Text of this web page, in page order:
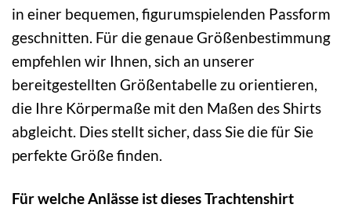
in einer bequemen, figurumspielenden Passform
geschnitten. Für die genaue Größenbestimmung
empfehlen wir Ihnen, sich an unserer
bereitgestellten Größentabelle zu orientieren,
die Ihre Körpermaße mit den Maßen des Shirts
abgleicht. Dies stellt sicher, dass Sie die für Sie
perfekte Größe finden.
Für welche Anlässe ist dieses Trachtenshirt